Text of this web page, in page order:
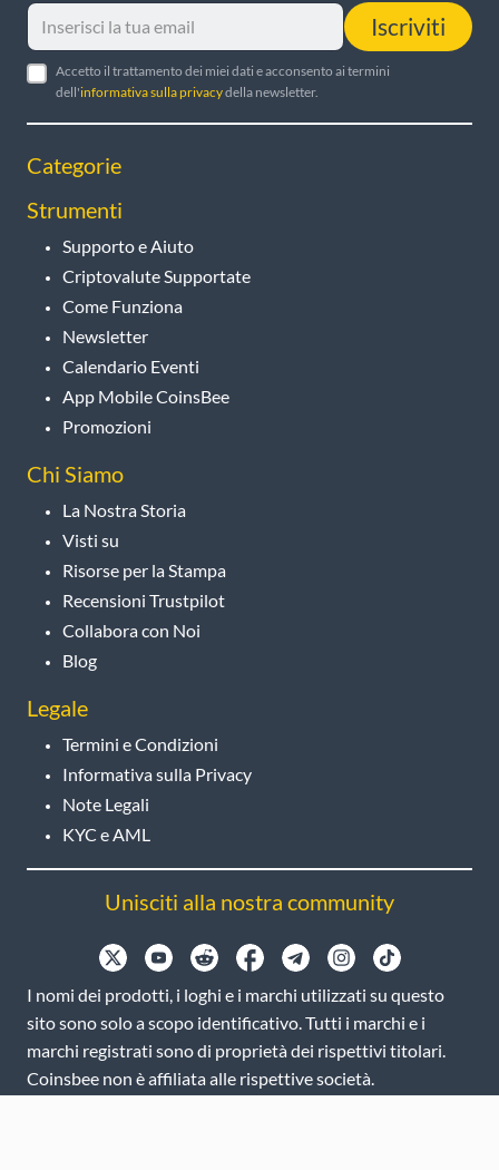
Iscriviti
Accetto il trattamento dei miei dati e acconsento ai termini
dell'informativa sulla privacydella newsletter.
Categorie
Strumenti
Supporto e Aiuto
Criptovalute Supportate
Come Funziona
Newsletter
Calendario Eventi
App Mobile CoinsBee
Promozioni
Chi Siamo
La Nostra Storia
Visti su
Risorse per la Stampa
Recensioni Trustpilot
Collabora con Noi
Blog
Legale
Termini e Condizioni
Informativa sulla Privacy
Note Legali
KYC e AML
Unisciti alla nostra community
I nomi dei prodotti, i loghi e i marchi utilizzati su questo
sito sono solo a scopo identificativo. Tutti i marchi e i
marchi registrati sono di proprietà dei rispettivi titolari.
Coinsbee non è affiliata alle rispettive società.